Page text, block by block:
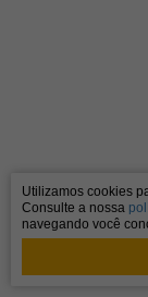
Utilizamos cookies
Consulte a nossa
navegando você